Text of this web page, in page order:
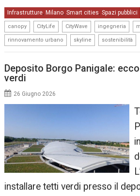
Infrastrutture, Milano,Smart cities,Spazi pubblici
canopy CityLife CityWave ingegneria
rinnovamento urbano skyline sostenibilità
Deposito Borgo Panigale:
verdi
26 Giugno 2026
installare tetti verdi presso il